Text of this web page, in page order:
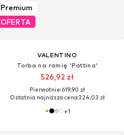
Premium
OFERTA
VALENTINO
Torba na ramię 'Pattina'
526,92 zł
Pierwotnie: 619,90 zł
Ostatnia najniższa cena:324,03 zł
+1